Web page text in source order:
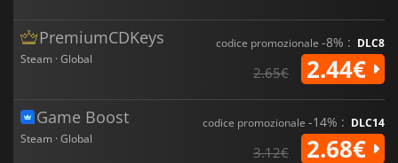
PremiumCDKeys
Steam · Global
codice promozionale -8% : DLC8
2.65€ 2.44€
Game Boost
Steam · Global
codice promozionale -14% : DLC14
3.12€ 2.68€